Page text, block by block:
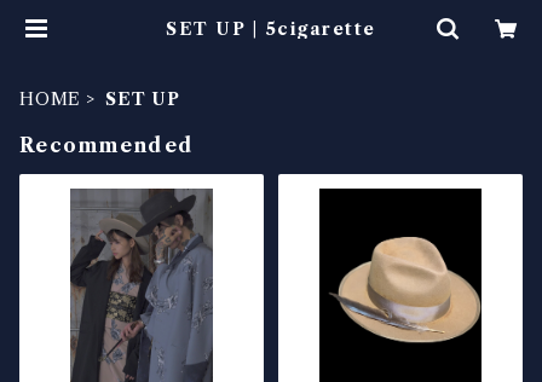
SET UP | 5cigarette
HOME SET UP
Recommended